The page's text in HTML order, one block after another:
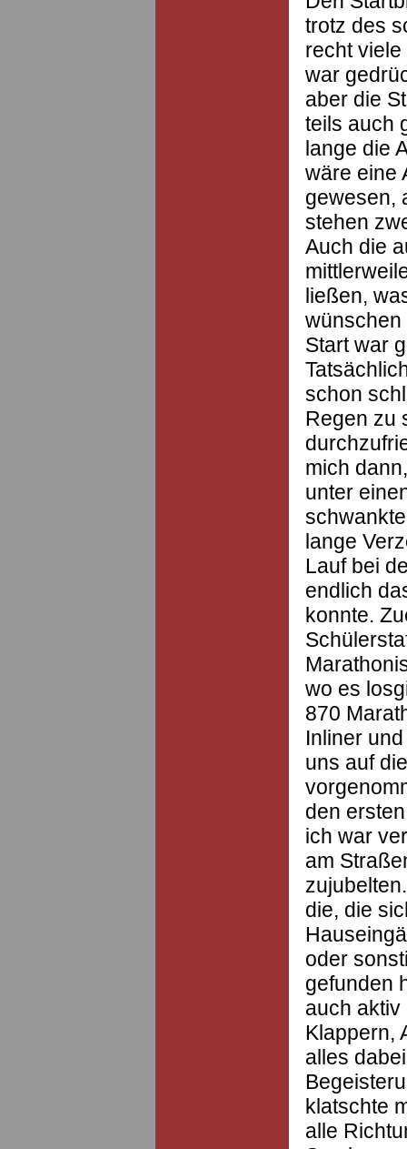
trotz des
recht
war
aber die
teils auch
lange die
wäre eine
gewesen,
stehen
Auch die
ließen,
wünschen
Start war
schon
Regen zu
mich
unter
lange
Lauf bei
endlich
konnte.
wo es
870
Inliner
uns auf
den
ich war
am
die, die
oder
gefunden
auch aktiv
Klappern,
alles
klatschte
alle